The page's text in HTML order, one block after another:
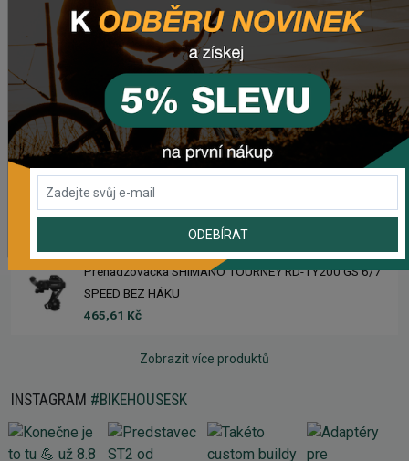
Sedlo CHROMAG TRAILMASTER DT V2
2 223,62 Kč
Rebuild kit pedálov CHROMAG SYNTH
1 006,16 Kč
Náhradný gumový diel pre košík CRUSSIS YBC-01
61,43 Kč
Prehadzovačka SHIMANO TOURNEY RD-TY200 GS 6/7
SPEED BEZ HÁKU
465,61 Kč
Zobrazit více produktů
INSTAGRAM #BIKEHOUSESK
ODEBÍRAT